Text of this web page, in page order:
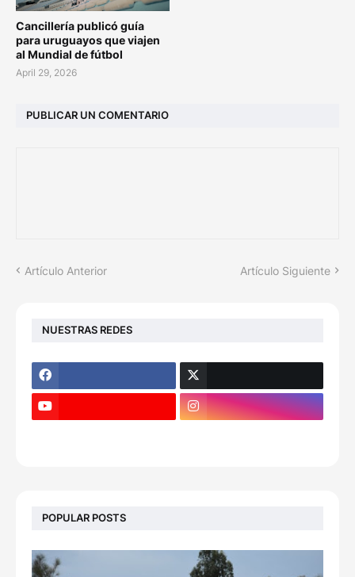
Cancillería publicó guía
para uruguayos que viajen
al Mundial de fútbol
April 29, 2026
PUBLICAR UN COMENTARIO
Artículo Anterior Artículo Siguiente
NUESTRAS REDES
POPULAR POSTS